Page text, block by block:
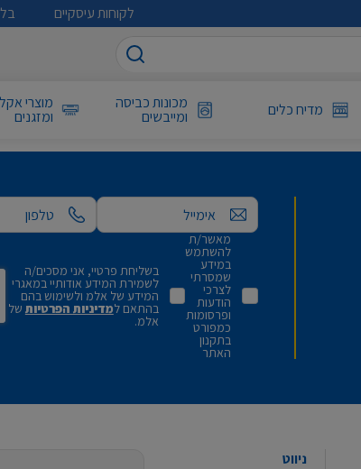
לקוחות עיסקיים
מדיח כלים מכונות כביסה
ומייבשים
מוצרי
ומזגנים
אימייל
מאשר/ת
להשתמש
במידע
שמסרתי
לצרכי
הודעות
ופרסומות
כמפורט
בתקנון
האתר
בשליחת פרטיי, אני מסכים/ה
לשמירת המידע אודותיי במאגרי
המידע של אלמ ולשימוש בהם
בהתאם למדיניות הפרטיות של
אלמ.
ניווט